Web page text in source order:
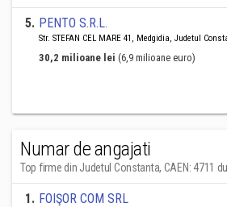
5. PENTO S.R.L.
Str. STEFAN CEL MARE 41, Medgidia, Judetul
30,2 milioane lei (6,9 milioane euro)
Numar de angajati
Top firme din Judetul Constanta, CAEN: 4711
1. FOIŞOR COM SRL